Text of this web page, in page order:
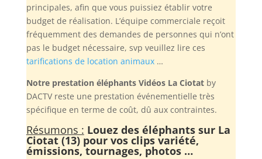
principales, afin que vous puissiez établir votre
budget de réalisation. L’équipe commerciale reçoit
fréquemment des demandes de personnes qui n’ont
pas le budget nécessaire, svp veuillez lire ces
tarifications de location animaux…
Notre prestation éléphants Vidéos La Ciotatby
DACTV reste une prestation événementielle très
spécifique en terme de coût, dû aux contraintes.
Résumons : Louez des éléphants sur La
Ciotat (13) pour vos clips variété,
émissions, tournages, photos …